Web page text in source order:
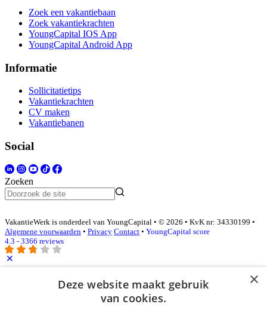
Zoek een vakantiebaan
Zoek vakantiekrachten
YoungCapital IOS App
YoungCapital Android App
Informatie
Sollicitatietips
Vakantiekrachten
CV maken
Vakantiebanen
Social
Zoeken
VakantieWerk is onderdeel van YoungCapital • © 2026 • KvK nr: 34330199 •
Algemene voorwaarden • Privacy Contact • YoungCapital score
4.3 - 3366 reviews
Inloggen als bedrijf ×
Deze website maakt gebruik
van cookies.